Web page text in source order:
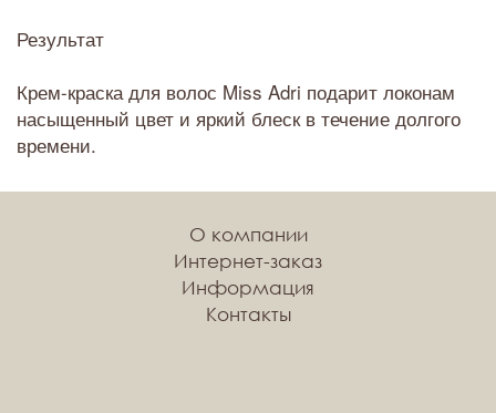
Результат
Крем-краска для волос Miss Adri подарит локонам
насыщенный цвет и яркий блеск в течение долгого
времени.
О компании
Интернет-заказ
Информация
Контакты